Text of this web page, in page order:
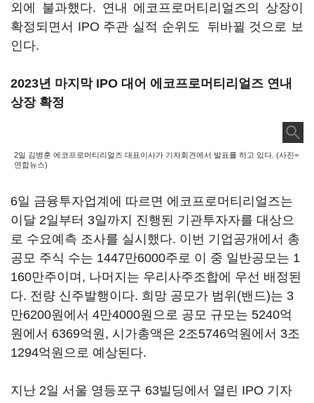
외에 불과했다. 연내 에코프로머티리얼즈의 상장이
확정되면서 IPO 주관 실적 순위도 뒤바뀔 것으로 보
인다.
2023년 마지막 IPO 대어 에코프로머티리얼즈 연내
상장 확정
2일 김병훈 에코프로머티리얼즈 대표이사가 기자회견에서 발표를 하고 있다. (사진=
연합뉴스)
6일 금융투자업계에 따르면 에코프로머티리얼즈는
이달 2일부터 3일까지 진행된 기관투자자를 대상으
로 수요예측 조사를 실시했다. 이번 기업공개에서 총
공모 주식 수는 1447만6000주로 이 중 일반공모는 1
160만주이며, 나머지는 우리사주조합에 우선 배정된
다. 전량 신주발행이다. 희망 공모가 범위(밴드)는 3
만6200원에서 4만4000원으로 공모 규모는 5240억
원에서 6369억원, 시가총액은 2조5746억원에서 3조
1294억원으로 예상된다.
지난 2일 서울 영등포구 63빌딩에서 열린 IPO 기자